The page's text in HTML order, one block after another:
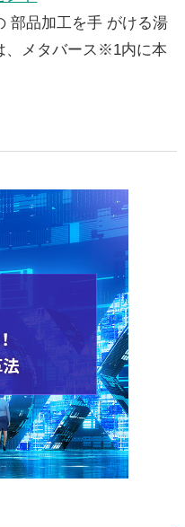
部品加工を手 がける湯
、メタバース※1内に本